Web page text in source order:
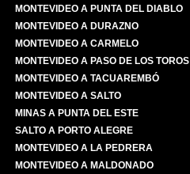
MONTEVIDEO A PUNTA DEL DIABLO
MONTEVIDEO A DURAZNO
MONTEVIDEO A CARMELO
MONTEVIDEO A PASO DE LOS TOROS
MONTEVIDEO A TACUAREMBÓ
MONTEVIDEO A SALTO
MINAS A PUNTA DEL ESTE
SALTO A PORTO ALEGRE
MONTEVIDEO A LA PEDRERA
MONTEVIDEO A MALDONADO